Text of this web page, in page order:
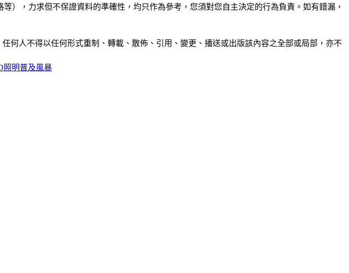
），力求但不保證資料的準確性，均只作為參考，您須對您自主決定的行為負責。如有錯漏，
何人不得以任何形式重制、轉載、散佈、引用、變更、播送或出版該內容之全部或局部，亦不
照明普及風暴